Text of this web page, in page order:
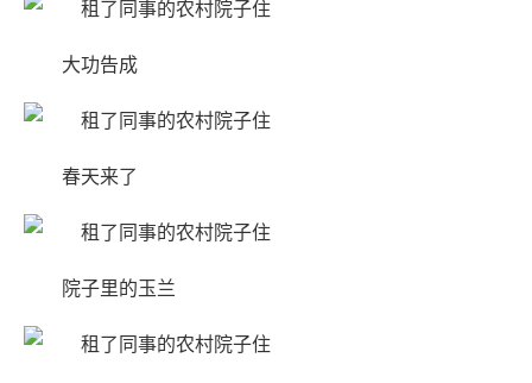
大功告成
春天来了
院子里的玉兰